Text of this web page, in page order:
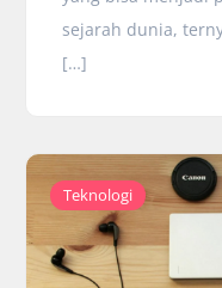
sejarah dunia,
[…]
Teknologi